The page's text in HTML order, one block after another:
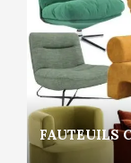
FAUTEUILS